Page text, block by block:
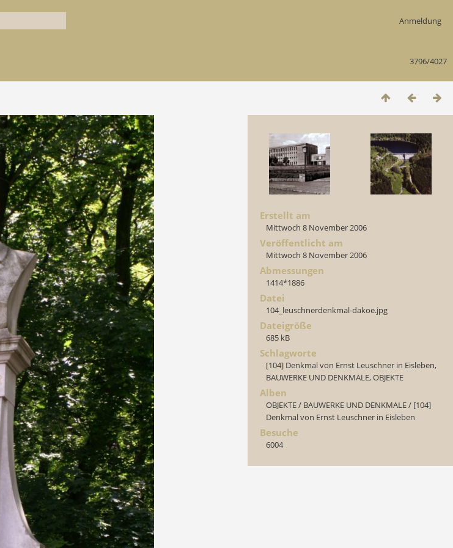
Anmeldung
3796/4027
Erstellt am
Mittwoch 8 November 2006
Veröffentlicht am
Mittwoch 8 November 2006
Abmessungen
1414*1886
Datei
104_leuschnerdenkmal-dakoe.jpg
Dateigröße
685 kB
Schlagworte
[104] Denkmal von Ernst Leuschner in Eisleben,
BAUWERKE UND DENKMALE,OBJEKTE
Alben
OBJEKTE/ BAUWERKE UND DENKMALE/ [104]
Denkmal von Ernst Leuschner in Eisleben
Besuche
6004